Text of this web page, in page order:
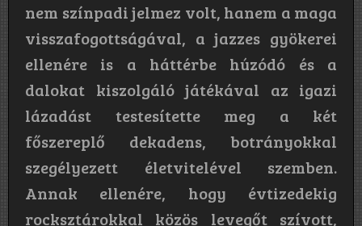
nem színpadi jelmez volt, hanem a maga
visszafogottságával, a jazzes gyökerei
ellenére is a háttérbe húzódó és a
dalokat kiszolgáló játékával az igazi
lázadást testesítette meg a két
főszereplő dekadens, botrányokkal
szegélyezett életvitelével szemben.
Annak ellenére, hogy évtizedekig
rocksztárokkal közös levegőt szívott,